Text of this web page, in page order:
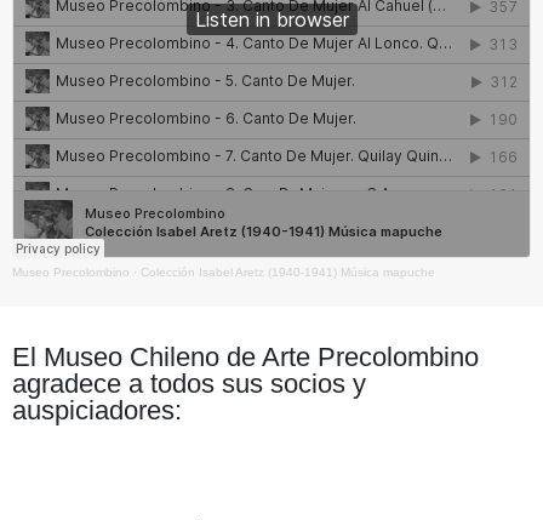
Museo Precolombino · Colección Isabel Aretz (1940-1941) Música mapuche
El Museo Chileno de Arte Precolombino
agradece a todos sus socios y
auspiciadores: